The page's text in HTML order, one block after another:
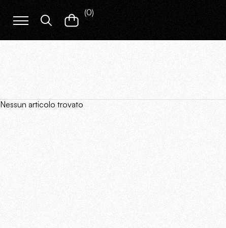
(0)
Nessun articolo trovato